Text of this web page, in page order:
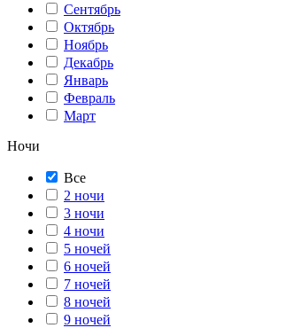
Сентябрь
Октябрь
Ноябрь
Декабрь
Январь
Февраль
Март
Ночи
Все
2 ночи
3 ночи
4 ночи
5 ночей
6 ночей
7 ночей
8 ночей
9 ночей